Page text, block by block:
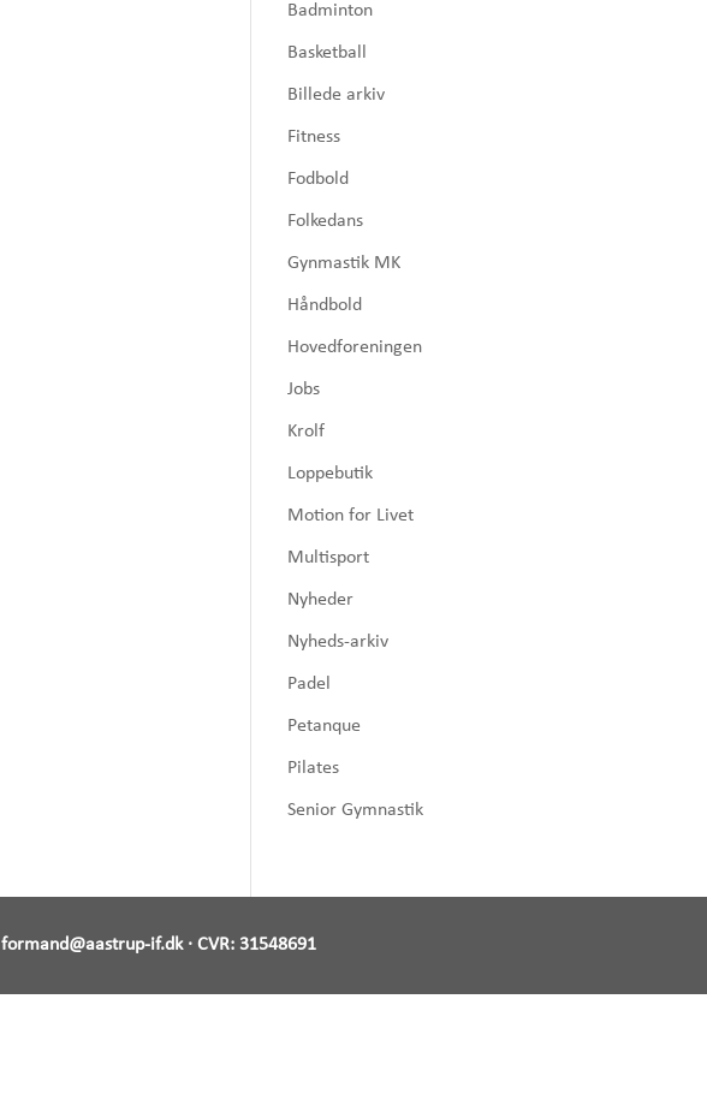
Badminton
Basketball
Billede arkiv
Fitness
Fodbold
Folkedans
Gynmastik MK
Håndbold
Hovedforeningen
Jobs
Krolf
Loppebutik
Motion for Livet
Multisport
Nyheder
Nyheds-arkiv
Padel
Petanque
Pilates
Senior Gymnastik
formand@aastrup-if.dk· CVR: 31548691